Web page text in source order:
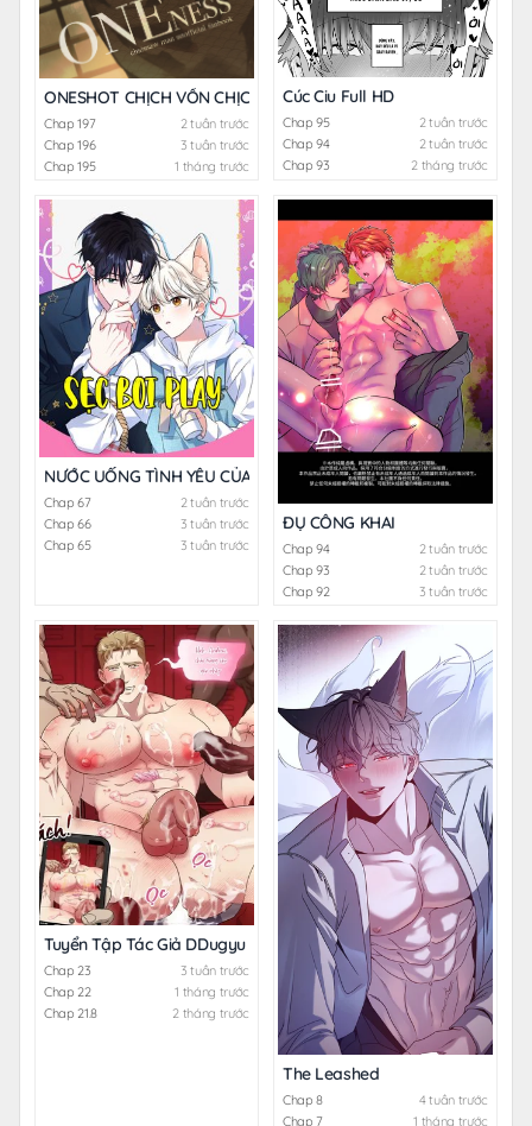
ONESHOT CHỊCH VỒN CHỊCH VÃ
Chap 197
2 tuần trước
Chap 196
3 tuần trước
Chap 195
1 tháng trước
Cúc Ciu Full HD
Chap 95
2 tuần trước
Chap 94
2 tuần trước
Chap 93
2 tháng trước
NƯỚC UỐNG TÌNH YÊU CỦA CÁO PLIN
Chap 67
2 tuần trước
Chap 66
3 tuần trước
Chap 65
3 tuần trước
ĐỤ CÔNG KHAI
Chap 94
2 tuần trước
Chap 93
2 tuần trước
Chap 92
3 tuần trước
Tuyển Tập Tác Giả DDugyu
Chap 23
3 tuần trước
Chap 22
1 tháng trước
Chap 21.8
2 tháng trước
The Leashed
Chap 8
4 tuần trước
Chap 7
1 tháng trước